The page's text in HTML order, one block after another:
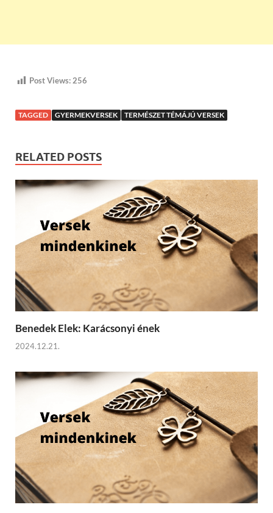
Post Views: 256
TAGGED GYERMEKVERSEK TERMÉSZET TÉMÁJÚ VERSEK
RELATED POSTS
Benedek Elek: Karácsonyi ének
2024.12.21.